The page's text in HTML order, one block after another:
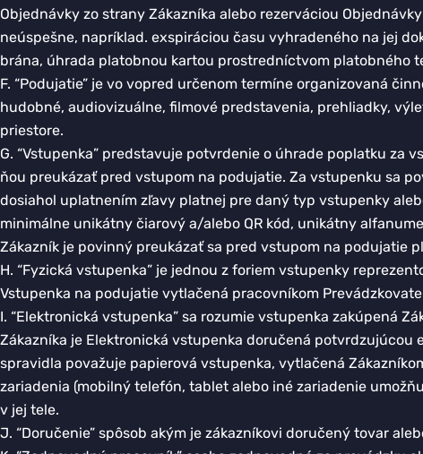
Objednávky zo strany Zákazníka alebo rezerváciou
neúspešne, napríklad. exspiráciou času vyhradeného na jej
brána, úhrada platobnou kartou prostredníctvom platobného
F. “Podujatie” je vo vopred určenom termíne organizovaná
hudobné, audiovizuálne, filmové predstavenia, prehliadky,
priestore.
G. “Vstupenka” predstavuje potvrdenie o úhrade poplatku za
ňou preukázať pred vstupom na podujatie. Za vstupenku sa
dosiahol uplatnením zľavy platnej pre daný typ vstupenky
minimálne unikátny čiarový a/alebo QR kód, unikátny
Zákazník je povinný preukázať sa pred vstupom na podujatie
H. “Fyzická vstupenka” je jednou z foriem vstupenky
Vstupenka na podujatie vytlačená pracovníkom
I. “Elektronická vstupenka” sa rozumie vstupenka zakúpená
Zákazníka je Elektronická vstupenka doručená
spravidla považuje papierová vstupenka, vytlačená
zariadenia (mobilný telefón, tablet alebo iné zariadenie
v jej tele.
J. “Doručenie” spôsob akým je zákazníkovi doručený tovar